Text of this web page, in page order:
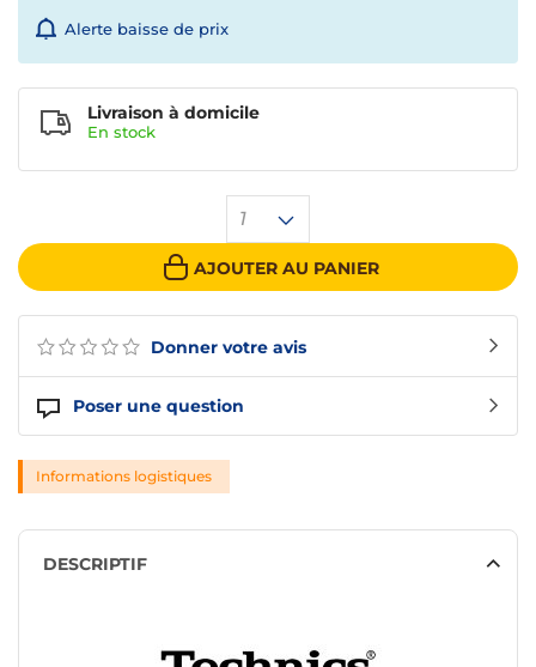
Donner votre avis
Poser une question
Alerte baisse de prix
1
AJOUTER AU PANIER
Livraison à domicile
En stock
Informations logistiques
DESCRIPTIF